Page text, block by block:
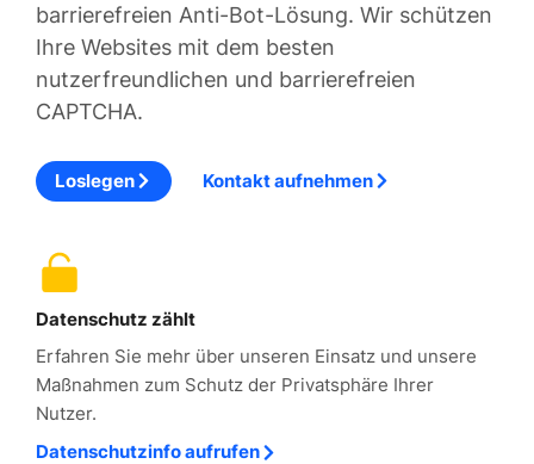
barrierefreien Anti-Bot-Lösung. Wir schützen
Ihre Websites mit dem besten
nutzerfreundlichen und barrierefreien
CAPTCHA.
Loslegen Kontakt aufnehmen
Datenschutz zählt
Erfahren Sie mehr über unseren Einsatz und unsere
Maßnahmen zum Schutz der Privatsphäre Ihrer
Nutzer.
Datenschutzinfo aufrufen